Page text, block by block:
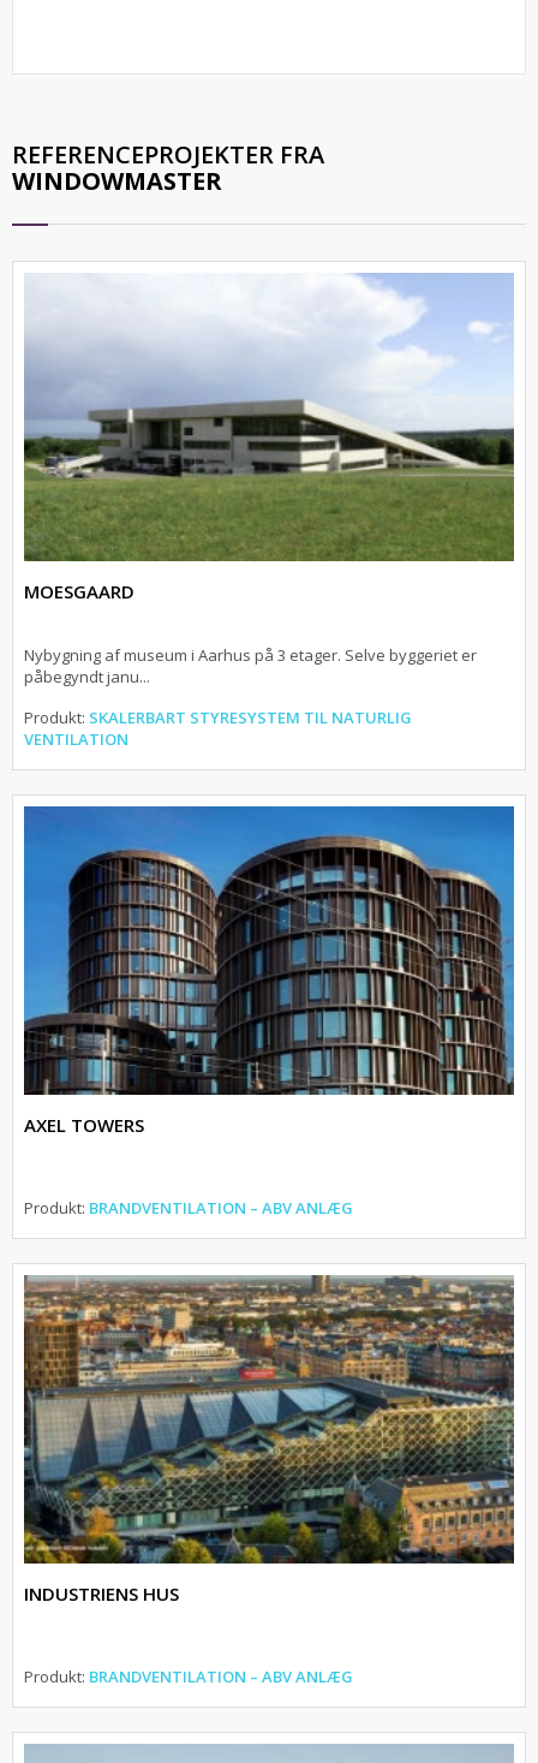
REFERENCEPROJEKTER FRA
WINDOWMASTER
MOESGAARD
Nybygning af museum i Aarhus på 3 etager. Selve byggeriet er
påbegyndt janu...
Produkt: SKALERBART STYRESYSTEM TIL NATURLIG
VENTILATION
AXEL TOWERS
Produkt: BRANDVENTILATION – ABV ANLÆG
INDUSTRIENS HUS
Produkt: BRANDVENTILATION – ABV ANLÆG